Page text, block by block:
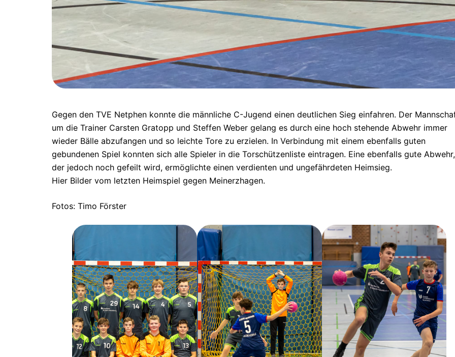
Gegen den TVE Netphen konnte die männliche C-Jugend einen deutlichen Sieg einfahren. Der
um die Trainer Carsten Gratopp und Steffen Weber gelang es durch eine hoch stehende Abwehr immer
wieder Bälle abzufangen und so leichte Tore zu erzielen. In Verbindung mit einem ebenfalls guten
gebundenen Spiel konnten sich alle Spieler in die Torschützenliste eintragen. Eine ebenfalls gute
der jedoch noch gefeilt wird, ermöglichte einen verdienten und ungefährdeten Heimsieg.
Hier Bilder vom letzten Heimspiel gegen Meinerzhagen.
Fotos: Timo Förster